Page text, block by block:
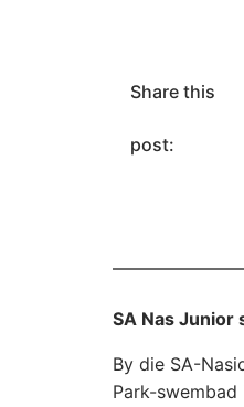
Share this
post:
SA Nas Junior
By die SA-
Park-